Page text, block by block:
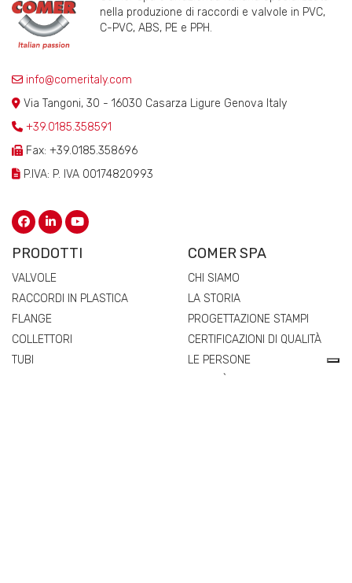
nella produzione di raccordi e valvole in PVC,
C-PVC, ABS, PE e PPH.
info@comeritaly.com
Via Tangoni, 30 - 16030 Casarza Ligure Genova Italy
+39.0185.358591
Fax: +39.0185.358696
P.IVA: P. IVA 00174820993
PRODOTTI
VALVOLE
RACCORDI IN PLASTICA
FLANGE
COLLETTORI
TUBI
COMER SPA
CHI SIAMO
LA STORIA
PROGETTAZIONE STAMPI
CERTIFICAZIONI DI QUALITÀ
LE PERSONE